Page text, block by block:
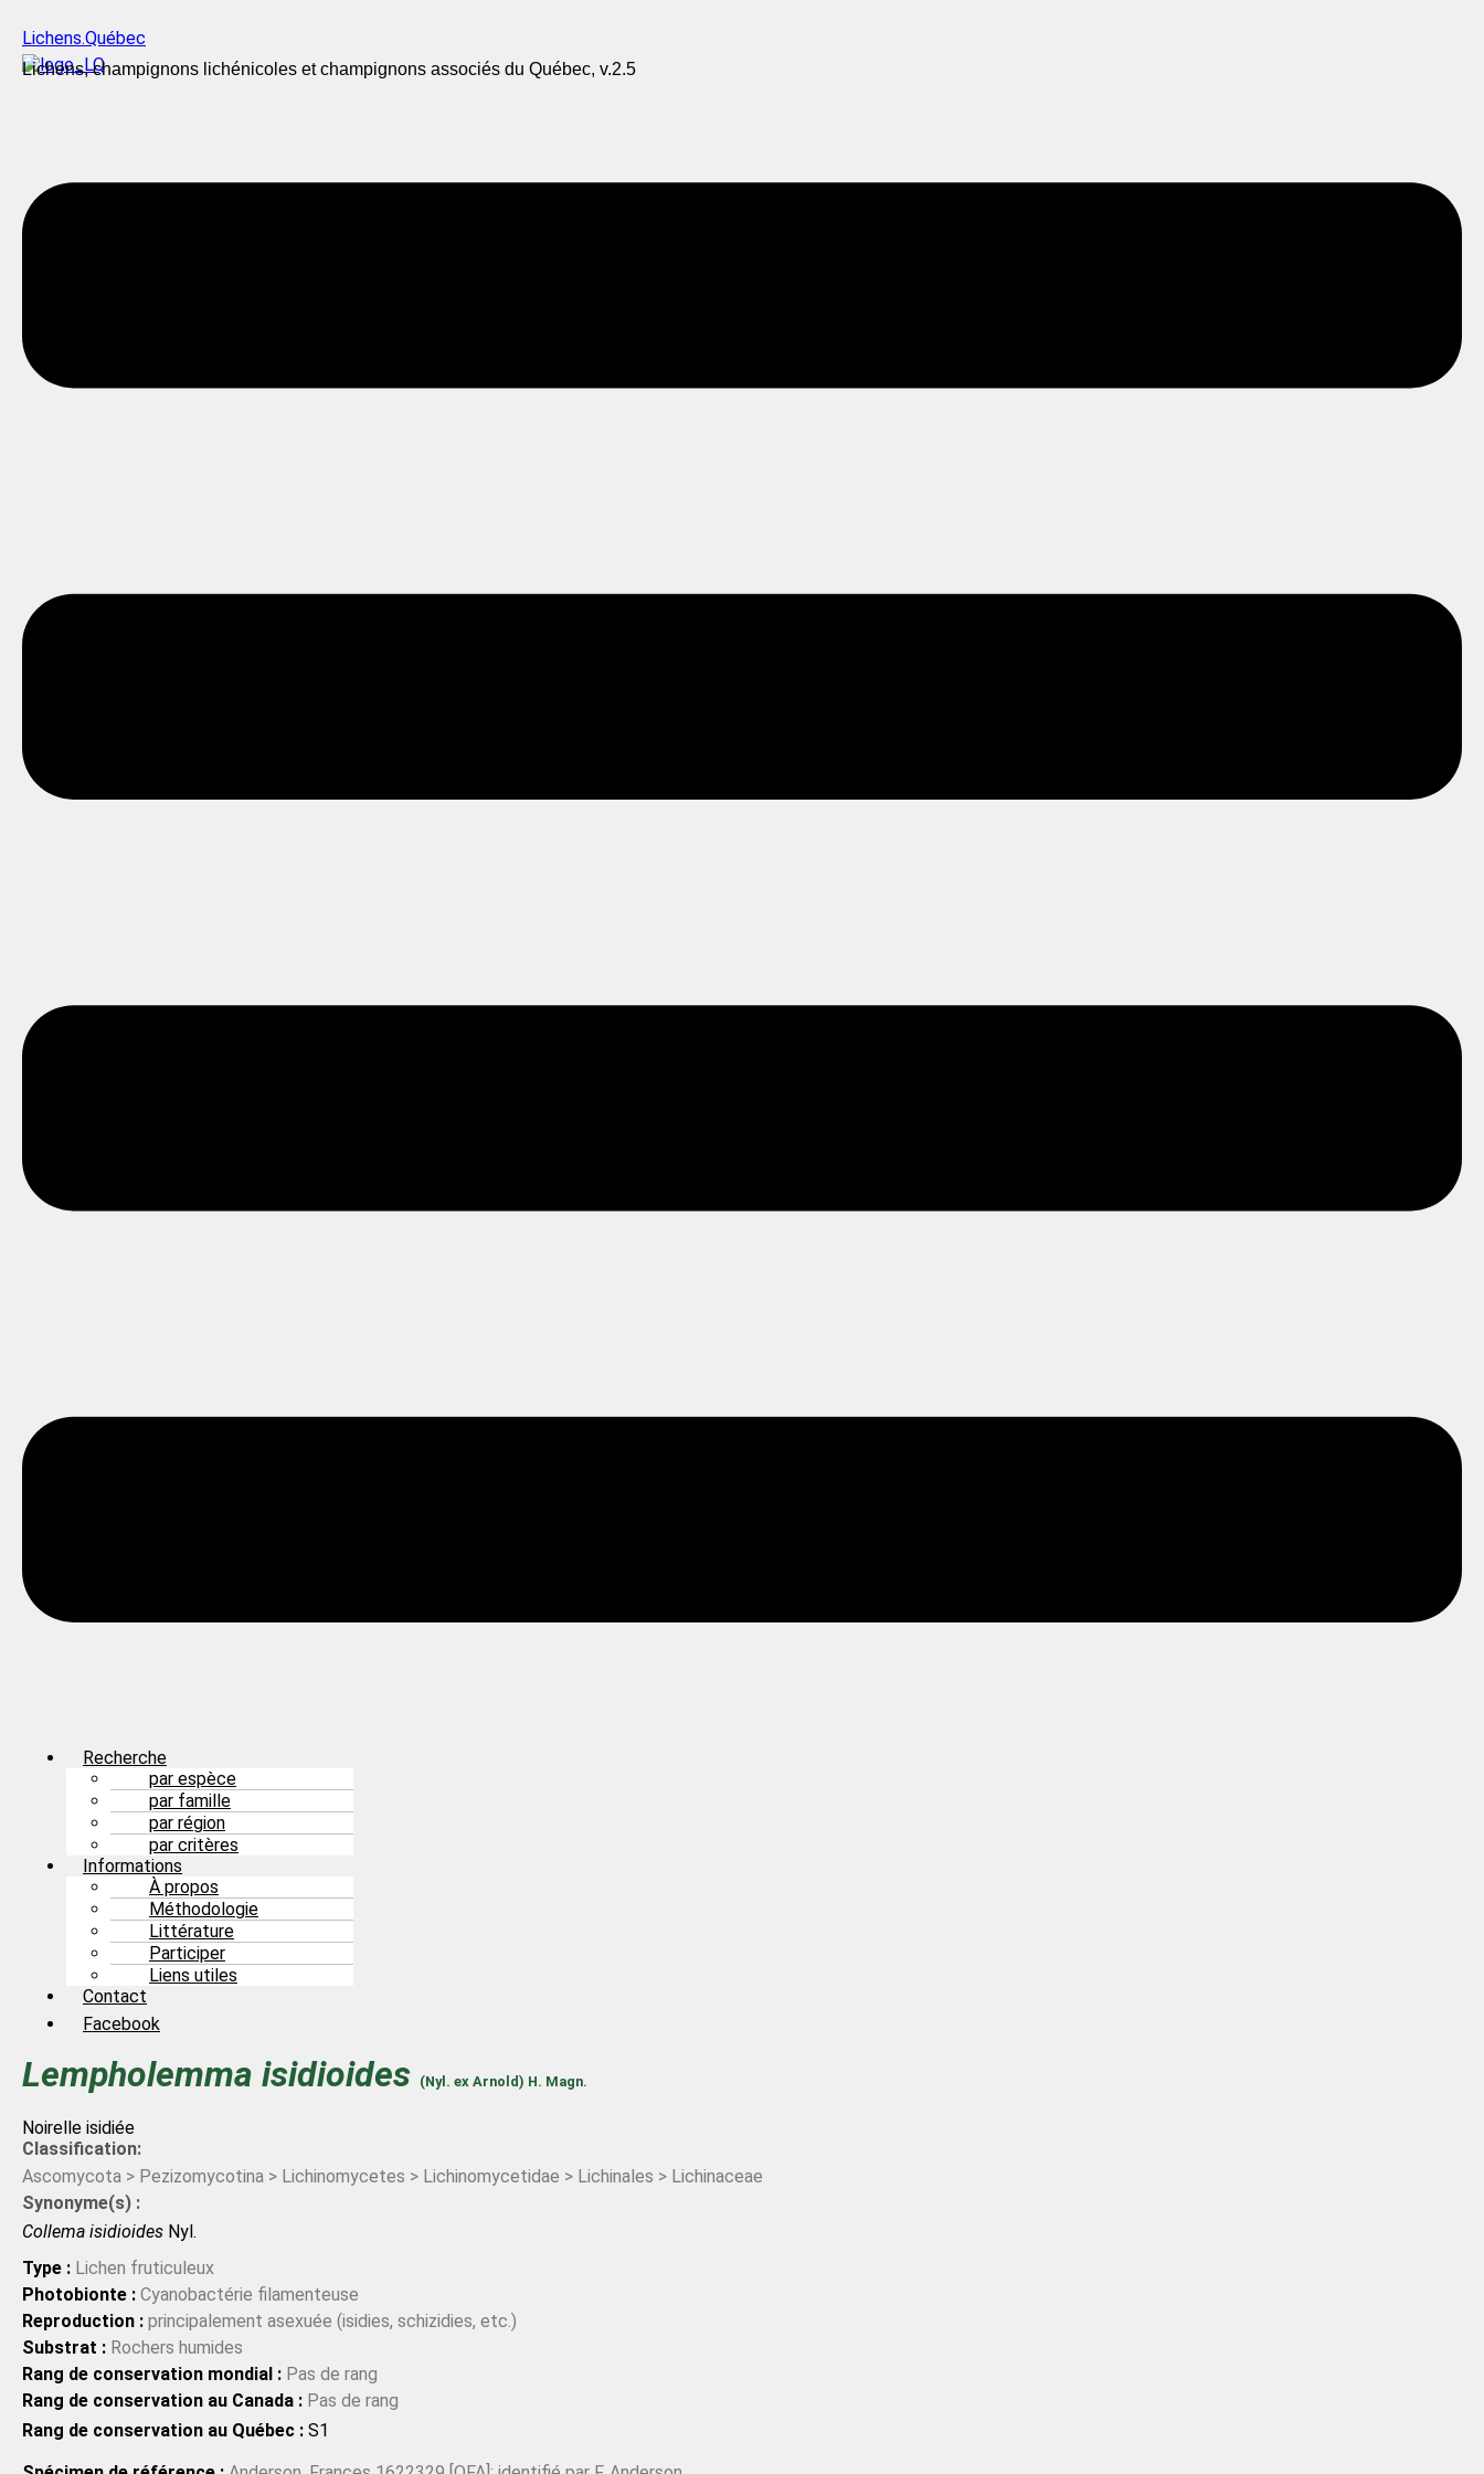
Lichens.Québec
Lichens, champignons lichénicoles et champignons associés du Québec, v.2.5
Recherche
par espèce
par famille
par région
par critères
Informations
À propos
Méthodologie
Littérature
Participer
Liens utiles
Contact
Facebook
Lempholemma isidioides (Nyl. ex Arnold) H. Magn.
Noirelle isidiée
Classification:
Ascomycota > Pezizomycotina > Lichinomycetes > Lichinomycetidae > Lichinales > Lichinaceae
Synonyme(s) :
Collema isidioides Nyl.
Type : Lichen fruticuleux
Photobionte : Cyanobactérie filamenteuse
Reproduction : principalement asexuée (isidies, schizidies, etc.)
Substrat : Rochers humides
Rang de conservation mondial : Pas de rang
Rang de conservation au Canada : Pas de rang
Rang de conservation au Québec : S1